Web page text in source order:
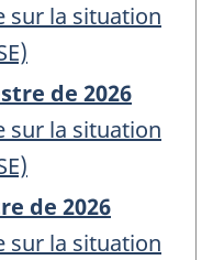
sur la situation
de 2026
sur la situation
de 2026
sur la situation